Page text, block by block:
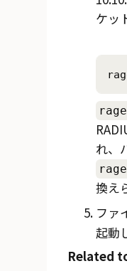
ケッ
れ、
換え
ファ
起動
Related